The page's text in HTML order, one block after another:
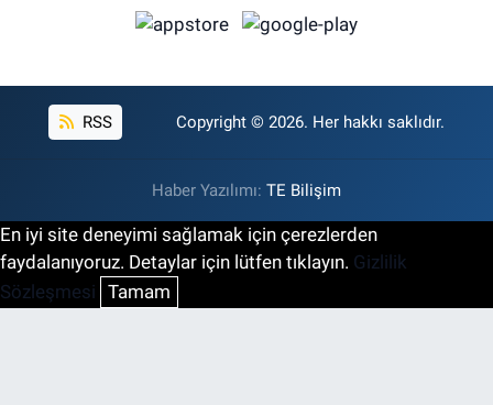
RSS Copyright © 2026. Her hakkı saklıdır.
Haber Yazılımı: TE Bilişim
En iyi site deneyimi sağlamak için çerezlerden
faydalanıyoruz. Detaylar için lütfen tıklayın. Gizlilik
Sözleşmesi Tamam